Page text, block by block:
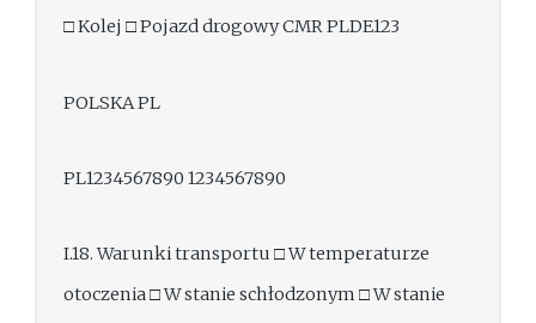
□ Kolej □ Pojazd drogowy CMR PLDE123
POLSKA PL
PL1234567890 1234567890
I.18. Warunki transportu □ W temperaturze
otoczenia □ W stanie schłodzonym □ W stanie